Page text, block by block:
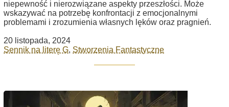
niepewność i nierozwiązane aspekty przeszłości. Może
wskazywać na potrzebę konfrontacji z emocjonalnymi
problemami i zrozumienia własnych lęków oraz pragnień.
20 listopada, 2024
Sennik na literę G, Stworzenia Fantastyczne